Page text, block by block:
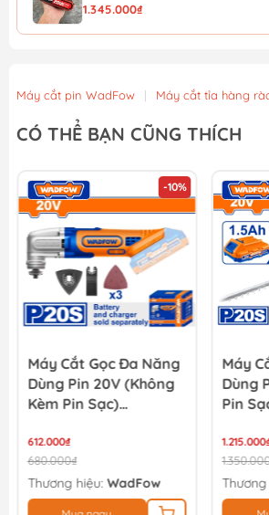
1.345.000₫
Pin 20V 4.0Ah YUPAI
850.000₫
Pin 20V 2.0Ah YUPAI
490.000₫
Máy cắt pin WadFow | Máy cắt tỉa hàng
CÓ THỂ BẠN CŨNG THÍCH
-10%
Máy Cắt Gọc Đa Năng
Dùng Pin 20V (không
Kèm Pin Sạc)
612.000₫
680.000₫
Thương hiệu: WadFow
Máy
Dùng
Pin